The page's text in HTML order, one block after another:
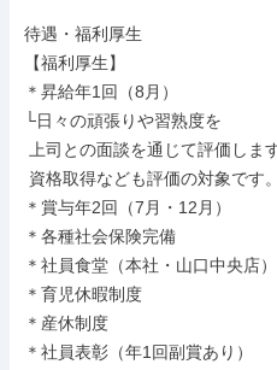
待遇・福利厚生
【福利厚生】
＊昇給年1回（8月）
└日々の頑張りや習熟度を
＊賞与年2回（7月・12月）
＊各種社会保険完備
＊社員食堂（本社・山口中央店）
＊育児休暇制度
＊産休制度
＊社員表彰（年1回副賞あり）